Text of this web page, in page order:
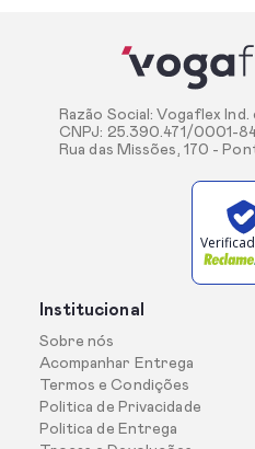
Razão Social: Vogaflex
CNPJ: 25.390.471/0001-
Rua das Missões, 170 -
Institucional
Sobre nós
Acompanhar Entrega
Termos e Condições
Politica de Privacidade
Politica de Entrega